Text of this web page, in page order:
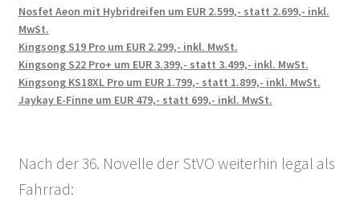
Nosfet Aeon mit Hybridreifen um EUR 2.599,- statt 2.699,- inkl.
MwSt.
Kingsong S19 Pro um EUR 2.299,- inkl. MwSt.
Kingsong S22 Pro+ um EUR 3.399,- statt 3.499,- inkl. MwSt.
Kingsong KS18XL Pro um EUR 1.799,- statt 1.899,- inkl. MwSt.
Jaykay E-Finne um EUR 479,- statt 699,- inkl. MwSt.
Nach der 36. Novelle der StVO weiterhin legal als
Fahrrad: